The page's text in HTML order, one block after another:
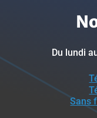
Du lundi
Sans